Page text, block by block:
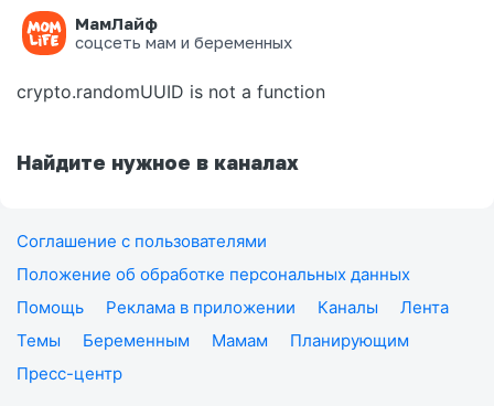
МамЛайф
соцсеть мам и беременных
Ошибка на странице
crypto.randomUUID is not a function
Найдите нужное в каналах
Соглашение с пользователями
Положение об обработке персональных данных
Помощь
Реклама в приложении Каналы
Лента
Темы
Беременным Мамам
Планирующим
Пресс-центр